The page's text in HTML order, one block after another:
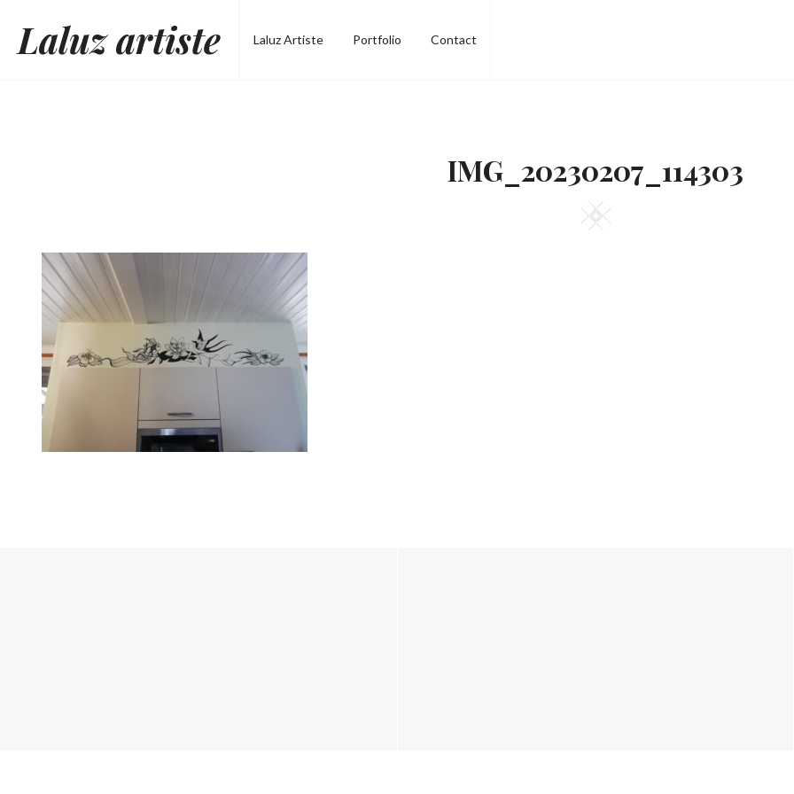
content
Laluz artiste Laluz Artiste Portfolio Contact
IMG_20230207_114303
Square